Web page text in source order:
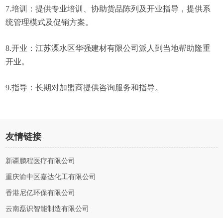
7.培训：提供专业培训、协助货品陈列及开业指导，提供系
统管理模式及促销方案。
8.开业：江苏溧水区华强建材有限公司派人到当地帮助隆重
开业。
9.指导：长期对加盟商提供咨询服务和指导。
友情链接
新疆鹏程医疗有限公司
重庆渝中区嘉达化工有限公司
香港尼亿环保有限公司
云南磊识智能制造有限公司